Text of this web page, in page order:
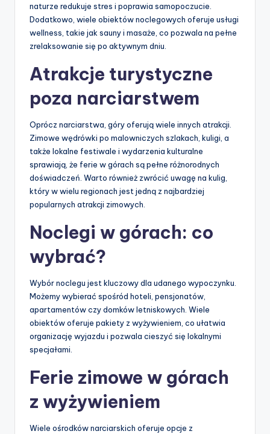
naturze redukuje stres i poprawia samopoczucie.
Dodatkowo, wiele obiektów noclegowych oferuje usługi
wellness, takie jak sauny i masaże, co pozwala na pełne
zrelaksowanie się po aktywnym dniu.
Atrakcje turystyczne
poza narciarstwem
Oprócz narciarstwa, góry oferują wiele innych atrakcji.
Zimowe wędrówki po malowniczych szlakach, kuligi, a
także lokalne festiwale i wydarzenia kulturalne
sprawiają, że ferie w górach są pełne różnorodnych
doświadczeń. Warto również zwrócić uwagę na kulig,
który w wielu regionach jest jedną z najbardziej
popularnych atrakcji zimowych.
Noclegi w górach: co
wybrać?
Wybór noclegu jest kluczowy dla udanego wypoczynku.
Możemy wybierać spośród hoteli, pensjonatów,
apartamentów czy domków letniskowych. Wiele
obiektów oferuje pakiety z wyżywieniem, co ułatwia
organizację wyjazdu i pozwala cieszyć się lokalnymi
specjałami.
Ferie zimowe w górach
z wyżywieniem
Wiele ośrodków narciarskich oferuje opcje z